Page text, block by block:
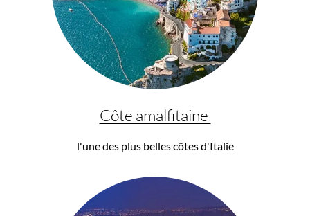
Côte amalfitaine
l'une des plus belles côtes d'Italie